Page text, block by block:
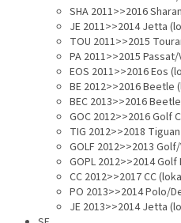
SHA 2011>>2016
JE 2011>>2014 Jetta
TOU 2011>>2015
PA 2011>>2015
EOS 2011>>2016 Eos
BE 2012>>2016 Beetle
BEC 2013>>2016
GOC 2012>>2016 Golf
TIG 2012>>2018
GOLF 2012>>2013
GOPL 2012>>2014
CC 2012>>2017 CC
PO 2013>>2014 Polo/
JE 2013>>2014 Jetta